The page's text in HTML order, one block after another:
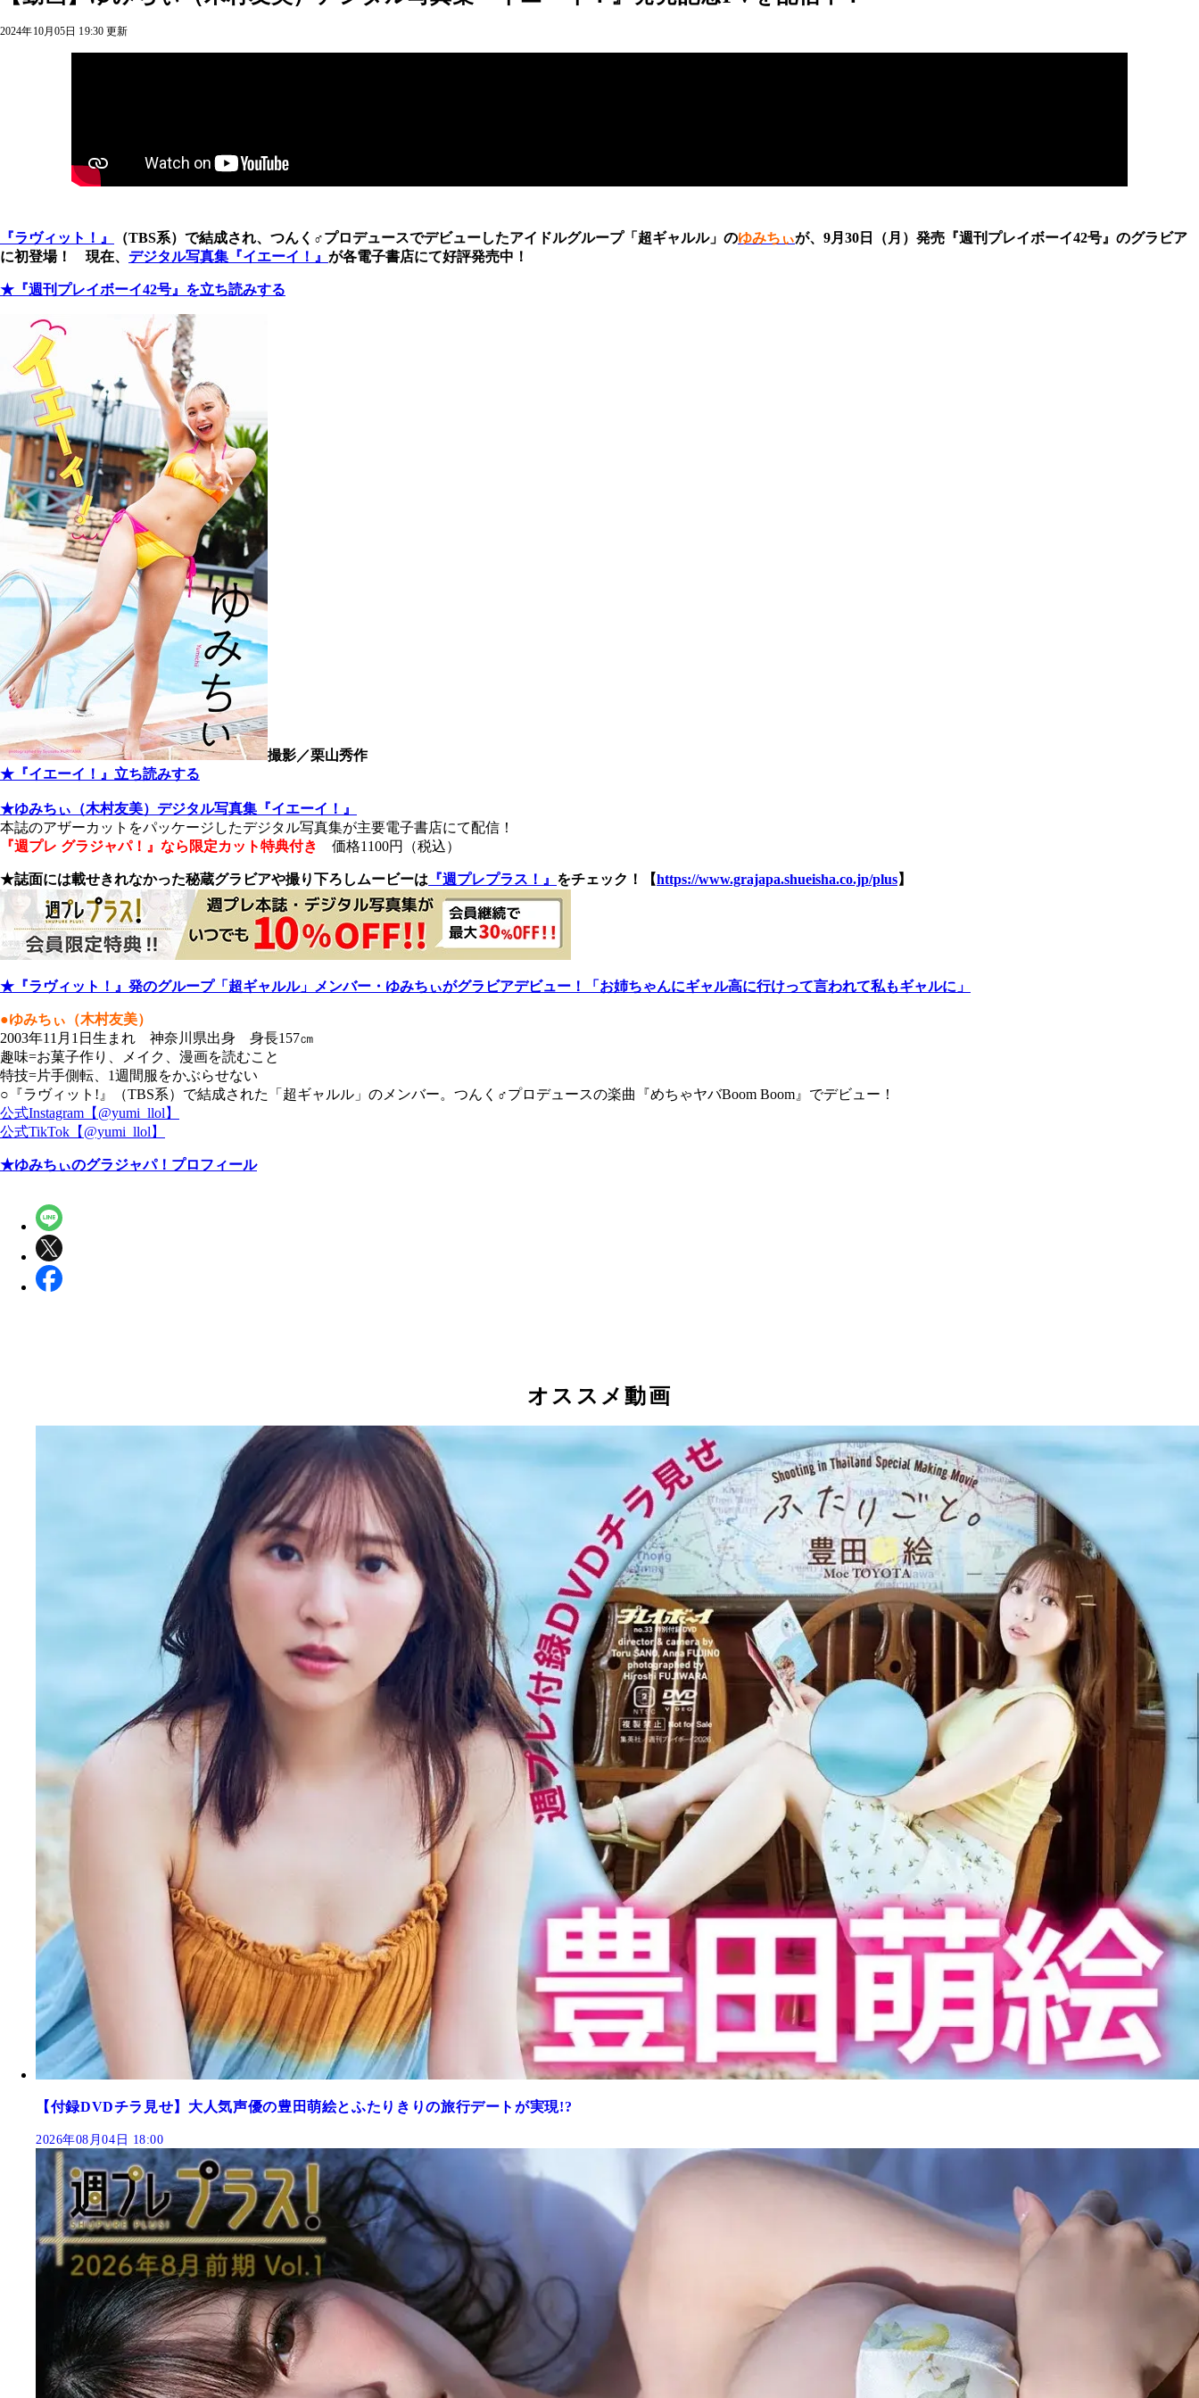
2024年10月05日 19:30 更新
『ラヴィット！』 （TBS系）で結成され、つんく♂プロデュースでデビューしたアイドルグループ「超ギャルル」のゆみちぃが、9月30日（月）発売『週刊プレイボーイ42号』のグラビア
に初登場！ 現在、 デジタル写真集『イエーイ！』 が各電子書店にて好評発売中！
★『週刊プレイボーイ42号』を立ち読みする
撮影／栗山秀作
★『イエーイ！』立ち読みする
★ゆみちぃ（木村友美）デジタル写真集『イエーイ！』
本誌のアザーカットをパッケージしたデジタル写真集が主要電子書店にて配信！
『週プレ グラジャパ！』なら限定カット特典付き
価格1100円（税込）
★誌面には載せきれなかった秘蔵グラビアや撮り下ろしムービーは 『週プレプラス！』 をチェック！【https://www.grajapa.shueisha.co.jp/plus】
★『ラヴィット！』発のグループ「超ギャルル」メンバー・ゆみちぃがグラビアデビュー！「お姉ちゃんにギャル高に行けって言われて私もギャルに」
●ゆみちぃ（木村友美）
2003年11月1日生まれ 神奈川県出身 身長157㎝
趣味=お菓子作り、メイク、漫画を読むこと
特技=片手側転、1週間服をかぶらせない
○『ラヴィット!』（TBS系）で結成された「超ギャルル」のメンバー。つんく♂プロデュースの楽曲『めちゃヤバBoom Boom』でデビュー！
公式Instagram【@yumi_llol】
公式TikTok【@yumi_llol】
★ゆみちぃのグラジャパ！プロフィール
オススメ動画
【付録DVDチラ見せ】大人気声優の豊田萌絵とふたりきりの旅行デートが実現!?
2026年08月04日 18:00